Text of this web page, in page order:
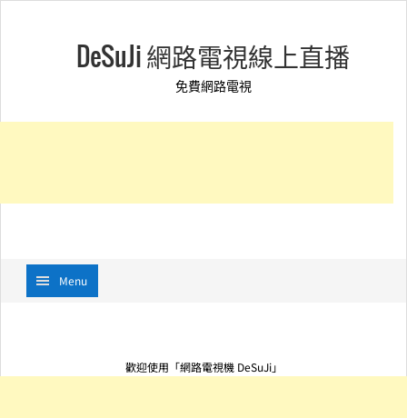
DeSuJi 網路電視線上直播
免費網路電視
Menu
歡迎使用「網路電視機 DeSuJi」